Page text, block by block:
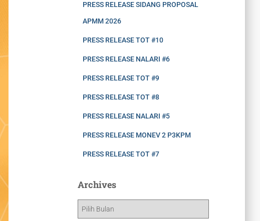
PRESS RELEASE SIDANG PROPOSAL
APMM 2026
PRESS RELEASE TOT #10
PRESS RELEASE NALARI #6
PRESS RELEASE TOT #9
PRESS RELEASE TOT #8
PRESS RELEASE NALARI #5
PRESS RELEASE MONEV 2 P3KPM
PRESS RELEASE TOT #7
Archives